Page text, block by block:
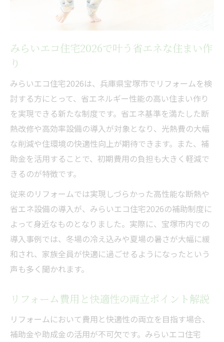
みらいエコ住宅2026がもたらす住まいの変
自己負担軽減を目指す住まいの見直し方法
ツ
自己負担軽減につながる申請の流れ解説
補助金最大活用でお得なリフォームを実現
みらいエコ住宅2026で家計防衛を目指す方
法
省エネ工事の組み合わせと費用対策のポイ
ント
申請条件から始める理想の家づくり戦略
みらいエコ住宅2026の申請条件を徹底解説
申請手順と必要書類の準備ポイント
理想のリフォームに向けた条件整理方法
みらいエコ住宅2026の対象要件確認のコツ
最新制度を活用した光熱費ダウンの工夫とは
みらいエコ住宅2026で光熱費削減を実現
断熱改修がもたらす光熱費ダウンの仕組み
みらいエコ住宅2026で叶う省エネな住まい作
り
みらいエコ住宅2026は、兵庫県宝塚市でリフォームを検
討する方にとって、省エネルギー性能の高い住まい作り
を実現できる新たな制度です。省エネ基準を満たした断
熱改修や高効率設備の導入が対象となり、光熱費の大幅
な削減や住環境の快適性向上が期待できます。また、補
助金を活用することで、初期費用の負担も大きく軽減で
きるのが特徴です。
従来のリフォームでは実現しづらかった高性能な断熱や
省エネ設備の導入が、みらいエコ住宅2026の補助制度に
よって身近なものとなりました。実際に、宝塚市内での
導入事例では、冬場の冷え込みや夏場の暑さが大幅に緩
和され、家族全員が快適に過ごせるようになったという
声も多く聞かれます。
リフォーム費用と快適性の両立ポイント解説
リフォームにおいて費用と快適性の両立を目指す場合、
補助金や助成金の活用が不可欠です。みらいエコ住宅